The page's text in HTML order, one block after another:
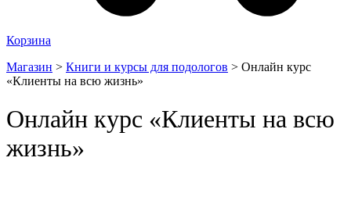
Корзина
Магазин > Книги и курсы для подологов > Онлайн курс
«Клиенты на всю жизнь»
Онлайн курс «Клиенты на всю
жизнь»